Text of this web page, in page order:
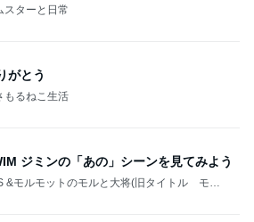
スターと日常
がとう
もるねこ生活
ジミンの「あの」シーンを見てみよう
&モルモットのモルと大将(旧タイトル モモ